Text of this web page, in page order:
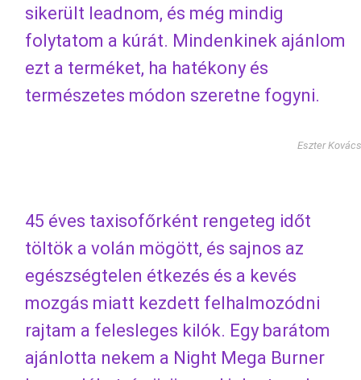
sikerült leadnom, és még mindig
folytatom a kúrát. Mindenkinek ajánlom
ezt a terméket, ha hatékony és
természetes módon szeretne fogyni.
Eszter Kovács
45 éves taxisofőrként rengeteg időt
töltök a volán mögött, és sajnos az
egészségtelen étkezés és a kevés
mozgás miatt kezdett felhalmozódni
rajtam a felesleges kilók. Egy barátom
ajánlotta nekem a Night Mega Burner